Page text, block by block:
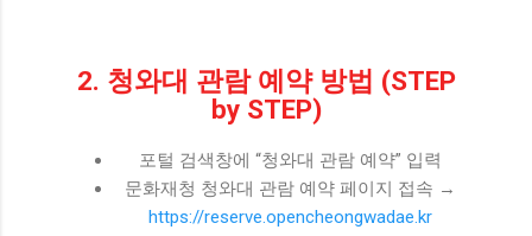
2. 청와대 관람 예약 방법 (STEP
by STEP)
포털 검색창에 “청와대 관람 예약” 입력
문화재청 청와대 관람 예약 페이지 접속 →
https://reserve.opencheongwadae.kr